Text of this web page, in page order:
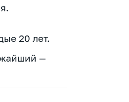
20 лет.
—